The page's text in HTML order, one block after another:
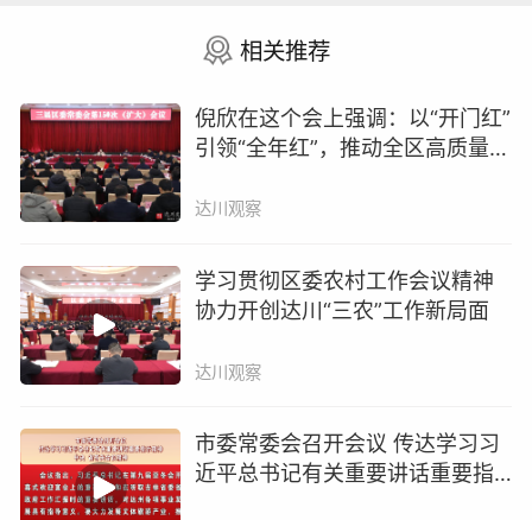
设现代化产业体系，对于提高人民生活品质、促
进人的全面发展和社会全面进步，都具有重要意
义。”
2025年，工业和信息化领域对我国经济增长的贡
献已超四成。我国拥有人工智能企业数量超过
万亿级产业，脑机接口技术进入植入人脑的新阶
段……未来产业蓄势发力，为高质量发展注入源
源不断的新动能。
如何谋划和布局未来产业？习近平总书记指明工
作重点：
相关推荐
倪欣在这个会上强调：以“开门红”
引领“全年红”，推动全区高质量发
达川观察
学习贯彻区委农村工作会议精神
协力开创达川“三农”工作新局面
达川观察
市委常委会召开会议 传达学习习
近平总书记有关重要讲话重要指